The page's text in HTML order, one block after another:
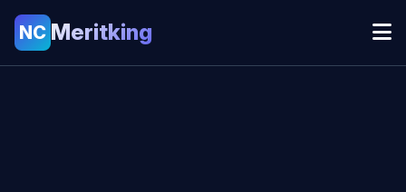
NC Meritking